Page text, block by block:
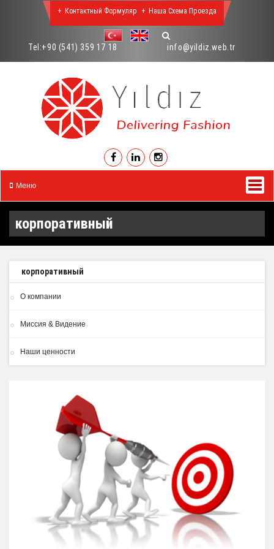
Tel:+90 (541) 359 17 18 info@yildiz.web.tr
Контактный Формуляр Наша Схема Проезда
Меню
корпоративный
корпоративный
О компании
Миссия & Видение
Наши ценности